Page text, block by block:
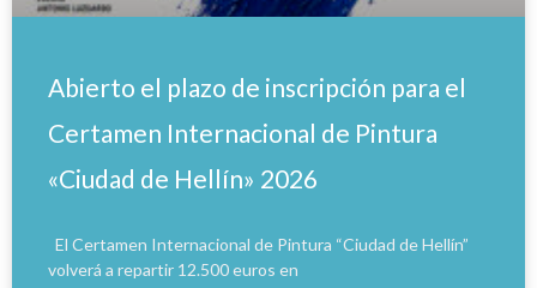
Abierto el plazo de inscripción para el
Certamen Internacional de Pintura
«Ciudad de Hellín» 2026
El Certamen Internacional de Pintura “Ciudad de Hellín”
volverá a repartir 12.500 euros en